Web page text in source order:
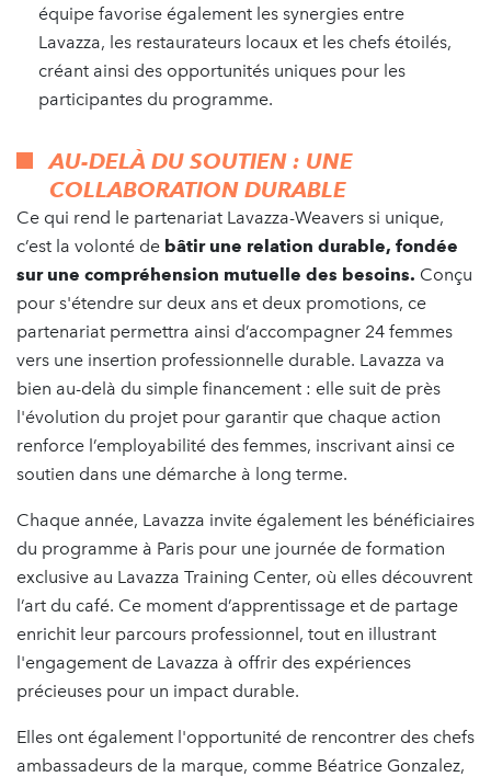
équipe favorise également les synergies entre
Lavazza, les restaurateurs locaux et les chefs étoilés,
créant ainsi des opportunités uniques pour les
participantes du programme.
AU-DELÀ DU SOUTIEN : UNE
COLLABORATION DURABLE
Ce qui rend le partenariat Lavazza-Weavers si unique,
c’est la volonté de bâtir une relation durable, fondée
sur une compréhension mutuelle des besoins. Conçu
pour s'étendre sur deux ans et deux promotions, ce
partenariat permettra ainsi d’accompagner 24 femmes
vers une insertion professionnelle durable. Lavazza va
bien au-delà du simple financement : elle suit de près
l'évolution du projet pour garantir que chaque action
renforce l’employabilité des femmes, inscrivant ainsi ce
soutien dans une démarche à long terme.
Chaque année, Lavazza invite également les bénéficiaires
du programme à Paris pour une journée de formation
exclusive au Lavazza Training Center, où elles découvrent
l’art du café. Ce moment d’apprentissage et de partage
enrichit leur parcours professionnel, tout en illustrant
l'engagement de Lavazza à offrir des expériences
précieuses pour un impact durable.
Elles ont également l'opportunité de rencontrer des chefs
ambassadeurs de la marque, comme Béatrice Gonzalez,